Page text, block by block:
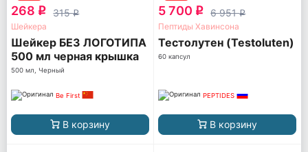
268 q 315q
Шейкера
Шейкер БЕЗ ЛОГОТИПА
500 мл черная крышка
(TS 1255-BLACK-NL)
500 мл, Черный
Be First
В корзину
5 700 q 6 951q
Пептиды Хавинсона
Тестолутен (Testoluten)
60 капсул
PEPTIDES
В корзину